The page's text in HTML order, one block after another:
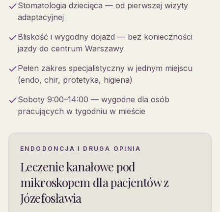
Stomatologia dziecięca — od pierwszej wizyty
adaptacyjnej
Bliskość i wygodny dojazd — bez konieczności
jazdy do centrum Warszawy
Pełen zakres specjalistyczny w jednym miejscu
(endo, chir, protetyka, higiena)
Soboty 9:00–14:00 — wygodne dla osób
pracujących w tygodniu w mieście
ENDODONCJA I DRUGA OPINIA
Leczenie kanałowe pod
mikroskopem dla pacjentówz
Józefosławia